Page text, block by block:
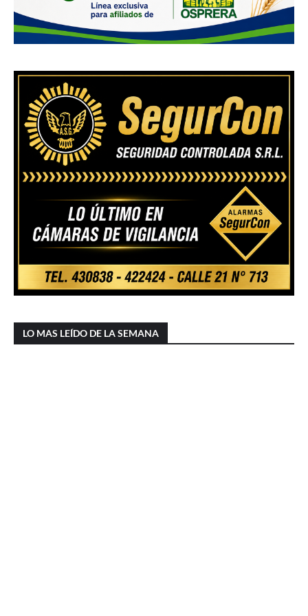
LO MAS LEÍDO DE LA SEMANA